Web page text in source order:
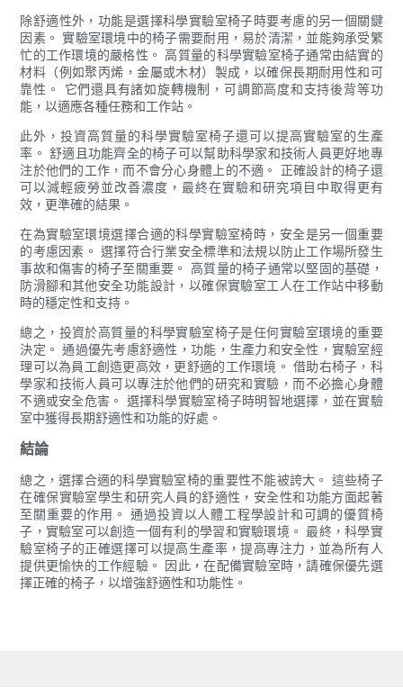
除舒適性外，功能是選擇科學實驗室椅子時要考慮的另一個關鍵
因素。 實驗室環境中的椅子需要耐用，易於清潔，並能夠承受繁
忙的工作環境的嚴格性。 高質量的科學實驗室椅子通常由結實的
材料（例如聚丙烯，金屬或木材）製成，以確保長期耐用性和可
靠性。 它們還具有諸如旋轉機制，可調節高度和支持後背等功
能，以適應各種任務和工作站。
此外，投資高質量的科學實驗室椅子還可以提高實驗室的生產
率。 舒適且功能齊全的椅子可以幫助科學家和技術人員更好地專
注於他們的工作，而不會分心身體上的不適。 正確設計的椅子還
可以減輕疲勞並改善濃度，最終在實驗和研究項目中取得更有
效，更準確的結果。
在為實驗室環境選擇合適的科學實驗室椅時，安全是另一個重要
的考慮因素。 選擇符合行業安全標準和法規以防止工作場所發生
事故和傷害的椅子至關重要。 高質量的椅子通常以堅固的基礎，
防滑腳和其他安全功能設計，以確保實驗室工人在工作站中移動
時的穩定性和支持。
總之，投資於高質量的科學實驗室椅子是任何實驗室環境的重要
決定。 通過優先考慮舒適性，功能，生產力和安全性，實驗室經
理可以為員工創造更高效，更舒適的工作環境。 借助右椅子，科
學家和技術人員可以專注於他們的研究和實驗，而不必擔心身體
不適或安全危害。 選擇科學實驗室椅子時明智地選擇，並在實驗
室中獲得長期舒適性和功能的好處。
結論
總之，選擇合適的科學實驗室椅的重要性不能被誇大。 這些椅子
在確保實驗室學生和研究人員的舒適性，安全性和功能方面起著
至關重要的作用。 通過投資以人體工程學設計和可調的優質椅
子，實驗室可以創造一個有利的學習和實驗環境。 最終，科學實
驗室椅子的正確選擇可以提高生產率，提高專注力，並為所有人
提供更愉快的工作經驗。 因此，在配備實驗室時，請確保優先選
擇正確的椅子，以增強舒適性和功能性。